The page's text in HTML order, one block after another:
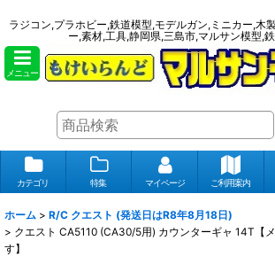
ラジコン,プラホビー,鉄道模型,モデルガン,ミニカー,木
ー,素材,工具,静岡県,三島市,マルサン模型,
メニュー
カテゴリ 特集 マイページ ご利用案内
ホーム > R/C クエスト (発送日はR8年8月18日)
> クエスト CA5110 (CA30/5用) カウンターギャ 14T【
す】